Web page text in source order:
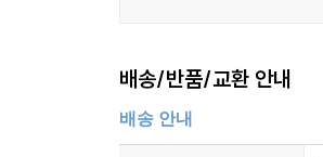
배송/반품/교환 안내
배송 안내